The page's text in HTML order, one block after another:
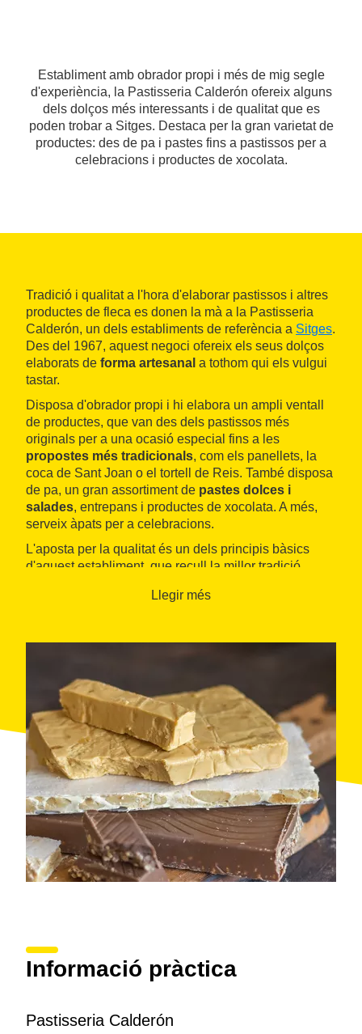
Establiment amb obrador propi i més de mig segle
d'experiència, la Pastisseria Calderón ofereix alguns
dels dolços més interessants i de qualitat que es
poden trobar a Sitges. Destaca per la gran varietat de
productes: des de pa i pastes fins a pastissos per a
celebracions i productes de xocolata.
Tradició i qualitat a l'hora d'elaborar pastissos i altres
productes de fleca es donen la mà a la Pastisseria
Calderón, un dels establiments de referència a Sitges.
Des del 1967, aquest negoci ofereix els seus dolços
elaborats de forma artesanal a tothom qui els vulgui
tastar.
Disposa d'obrador propi i hi elabora un ampli ventall
de productes, que van des dels pastissos més
originals per a una ocasió especial fins a les
propostes més tradicionals, com els panellets, la
coca de Sant Joan o el tortell de Reis. També disposa
de pa, un gran assortiment de pastes dolces i
salades, entrepans i productes de xocolata. A més,
serveix àpats per a celebracions.
L'aposta per la qualitat és un dels principis bàsics
d'aquest establiment, que recull la millor tradició
propostes per a totes les ocasions, des de l'esmorzar
Llegir més
Informació pràctica
Pastisseria Calderón